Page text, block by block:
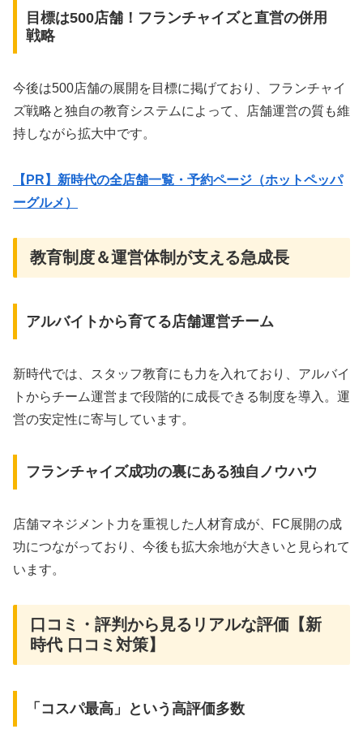
目標は500店舗！フランチャイズと直営の併用
戦略
今後は500店舗の展開を目標に掲げており、フランチャイ
ズ戦略と独自の教育システムによって、店舗運営の質も維
持しながら拡大中です。
【PR】新時代の全店舗一覧・予約ページ（ホットペッパ
ーグルメ）
教育制度＆運営体制が支える急成長
アルバイトから育てる店舗運営チーム
新時代では、スタッフ教育にも力を入れており、アルバイ
トからチーム運営まで段階的に成長できる制度を導入。運
営の安定性に寄与しています。
フランチャイズ成功の裏にある独自ノウハウ
店舗マネジメント力を重視した人材育成が、FC展開の成
功につながっており、今後も拡大余地が大きいと見られて
います。
口コミ・評判から見るリアルな評価【新
時代 口コミ対策】
「コスパ最高」という高評価多数